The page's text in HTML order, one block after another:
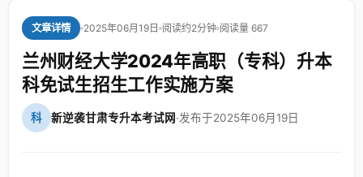
文章详情 2025年06月19日 阅读约2分钟 阅读量 667
兰州财经大学2024年高职（专科）升本
科免试生招生工作实施方案
科 新逆袭甘肃专升本考试网·发布于2025年06月19日